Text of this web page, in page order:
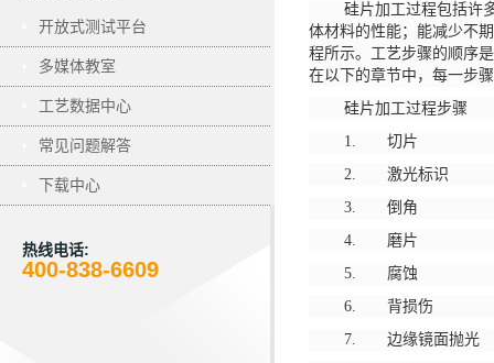
开放式测试平台
多媒体教室
工艺数据中心
常见问题解答
下载中心
热线电话:
400-838-6609
硅片加工过程包括许
体材料的性能；能减少不
程所示。工艺步骤的顺序
在以下的章节中，每一步
硅片加工过程步骤
1. 切片
2. 激光标识
3. 倒角
4. 磨片
5. 腐蚀
6. 背损伤
7. 边缘镜面抛光